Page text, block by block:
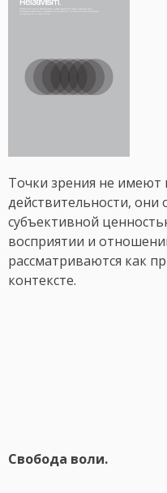
Точки зрения не имеют
действительности,
субъективной
восприятии и
рассматриваются как
контексте.
Свобода воли.